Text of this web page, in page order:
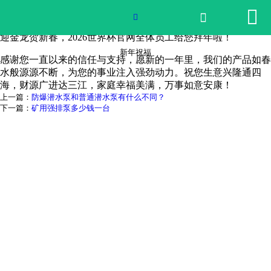
网站首页
2026世界杯官网
产品中心

新年祝福
 
迎金龙贺新春，2026世界杯官网全体员工给您拜年啦！
感谢您一直以来的信任与支持，愿新的一年里，我们的产品如春
水般源源不断，为您的事业注入强劲动力。祝您生意兴隆通四
海，财源广进达三江，家庭幸福美满，万事如意安康！
上一篇： 防爆潜水泵和普通潜水泵有什么不同？
下一篇： 矿用强排泵多少钱一台